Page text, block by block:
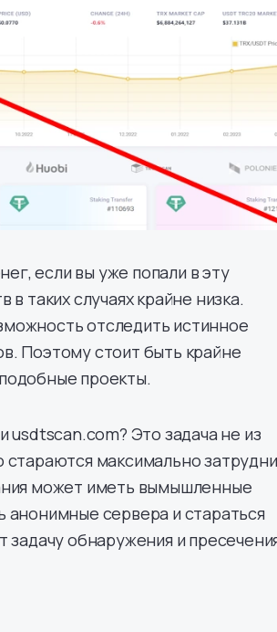
если вы уже попали в эту
таких случаях крайне низка.
отследить истинное
Поэтому стоит быть крайне
проекты.
usdtscan.com? Это задача не из
максимально
может иметь вымышленные
анонимные сервера и стараться
обнаружения и